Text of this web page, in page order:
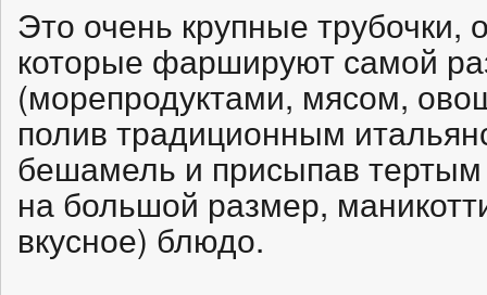
Это очень крупные
которые фаршируют самой
(морепродуктами, мясом,
полив традиционным
бешамель и присыпав
на большой размер,
вкусное) блюдо.